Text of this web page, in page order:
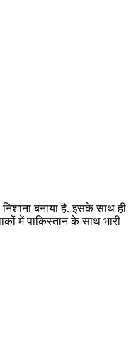
बनाया है. इसके साथ ही
में पाकिस्तान के साथ भारी